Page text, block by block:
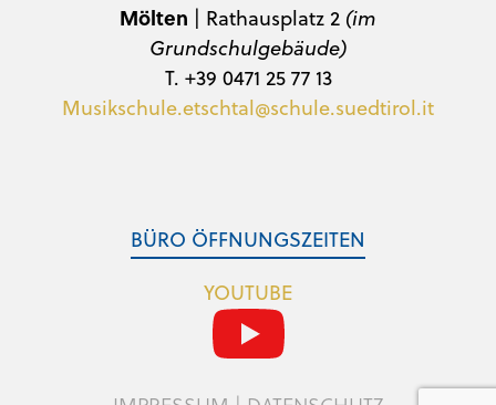
Mölten | Rathausplatz 2 (im
Grundschulgebäude)
T. +39 0471 25 77 13
Musikschule.etschtal@schule.suedtirol.it
BÜRO ÖFFNUNGSZEITEN
YOUTUBE